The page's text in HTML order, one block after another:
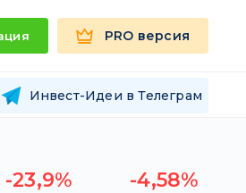
PRO версия
Инвест-Идеи в Телеграм
-23,9% -4,58%